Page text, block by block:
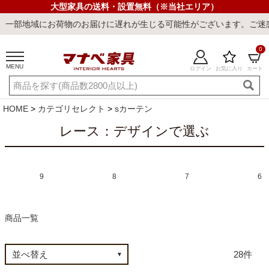
大型家具の送料・設置無料（※当社エリア）
お届けに遅れが生じる可能性がございます。ご迷惑をおかけしま
MENU ログイン お気に入り カート
0
ご利用ガイド 新規会員登録
店舗一覧 閲覧履歴
最短発送 冷感寝具 ウィルトンラ
HOME カテゴリセレクト sカーテン
レース：デザインで選ぶ
9 8 7 6
商品一覧
28